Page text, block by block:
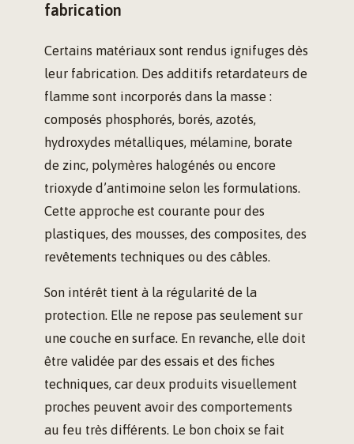
fabrication
Certains matériaux sont rendus ignifuges dès
leur fabrication. Des additifs retardateurs de
flamme sont incorporés dans la masse :
composés phosphorés, borés, azotés,
hydroxydes métalliques, mélamine, borate
de zinc, polymères halogénés ou encore
trioxyde d’antimoine selon les formulations.
Cette approche est courante pour des
plastiques, des mousses, des composites, des
revêtements techniques ou des câbles.
Son intérêt tient à la régularité de la
protection. Elle ne repose pas seulement sur
une couche en surface. En revanche, elle doit
être validée par des essais et des fiches
techniques, car deux produits visuellement
proches peuvent avoir des comportements
au feu très différents. Le bon choix se fait